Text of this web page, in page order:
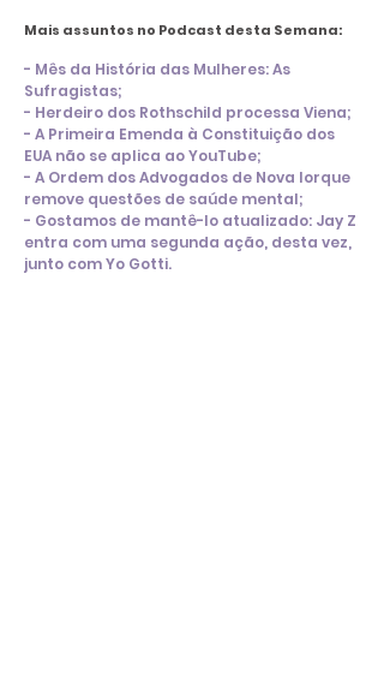
Mais assuntos no Podcast desta Semana:
- Mês da História das Mulheres: As
Sufragistas;
- Herdeiro dos Rothschild processa Viena;
- A Primeira Emenda à Constituição dos
EUA não se aplica ao YouTube;
- A Ordem dos Advogados de Nova Iorque
remove questões de saúde mental;
- Gostamos de mantê-lo atualizado: Jay Z
entra com uma segunda ação, desta vez,
junto com Yo Gotti.